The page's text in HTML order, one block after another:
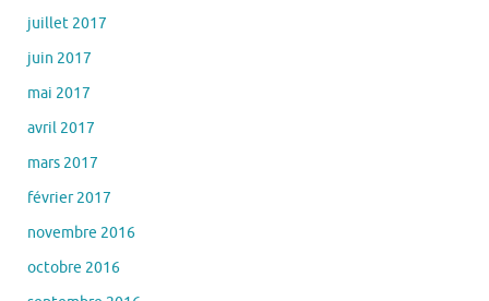
juillet 2017
juin 2017
mai 2017
avril 2017
mars 2017
février 2017
novembre 2016
octobre 2016